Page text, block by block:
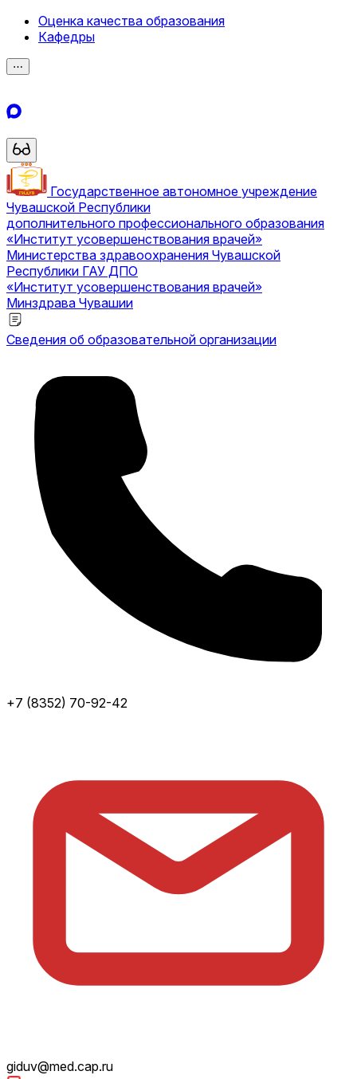
Оценка качества образования
Кафедры
⋯
Государственное автономное учреждение
Чувашской Республики
дополнительного профессионального образования
«Институт усовершенствования врачей»
Министерства здравоохранения Чувашской
Республики ГАУ ДПО
«Институт усовершенствования врачей»
Минздрава Чувашии
Сведения об образовательной организации
+7 (8352) 70-92-42
giduv@med.cap.ru